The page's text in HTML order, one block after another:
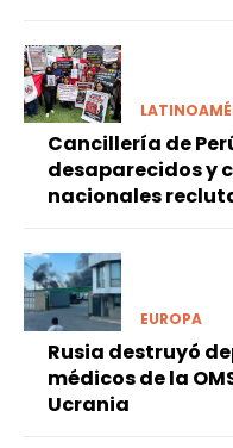
Cancillería de
desaparecidos y
nacionales
EUROPA
Rusia destruyó
médicos de la
Ucrania